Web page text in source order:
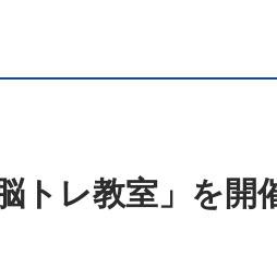
トレ教室」を開